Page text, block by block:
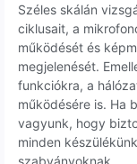
Széles skálán
ciklusait, a
működését és
megjelenését.
funkciókra, a
működésére is. Ha
vagyunk, hogy
minden
szabványoknak.